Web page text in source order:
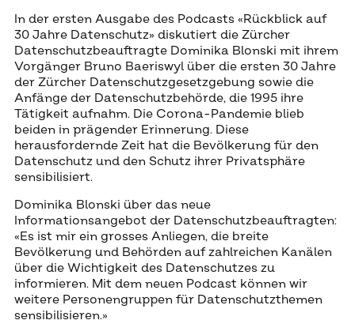
In der ersten Ausgabe des Podcasts «Rückblick auf
30 Jahre Datenschutz» diskutiert die Zürcher
Datenschutzbeauftragte Dominika Blonski mit ihrem
Vorgänger Bruno Baeriswyl über die ersten 30 Jahre
der Zürcher Datenschutzgesetzgebung sowie die
Anfänge der Datenschutzbehörde, die 1995 ihre
Tätigkeit aufnahm. Die Corona-Pandemie blieb
beiden in prägender Erinnerung. Diese
herausfordernde Zeit hat die Bevölkerung für den
Datenschutz und den Schutz ihrer Privatsphäre
sensibilisiert.
Dominika Blonski über das neue
Informationsangebot der Datenschutzbeauftragten:
«Es ist mir ein grosses Anliegen, die breite
Bevölkerung und Behörden auf zahlreichen Kanälen
über die Wichtigkeit des Datenschutzes zu
informieren. Mit dem neuen Podcast können wir
weitere Personengruppen für Datenschutzthemen
sensibilisieren.»